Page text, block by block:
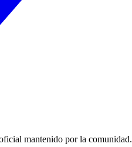
mantenido por la comunidad.